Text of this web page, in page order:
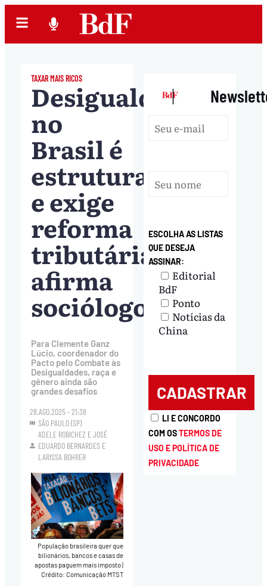
TAXAR MAIS RICOS
Desigualdade
no
Brasil é
estrutural
e exige
reforma
tributária,
afirma
sociólogo
Para Clemente Ganz
Lúcio, coordenador do
Pacto pelo Combate às
Desigualdades, raça e
gênero ainda são
grandes desafios
28.AGO.2025 - 21:38
SÃO PAULO (SP)
ADELE ROBICHEZ EJOSÉ
EDUARDO BERNARDES E
LARISSA BOHRER
População brasileira quer que
bilionários, bancos e casas de
apostas paguem mais imposto
Crédito: Comunicação MTST
|
ESCOLHA AS LISTAS
QUE DESEJA
ASSINAR:
Editorial
BdF
Ponto
Notícias da
China
LI E CONCORDO
COM OSTERMOS DE
USO E POLÍTICA DE
PRIVACIDADE